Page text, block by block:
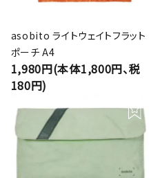
asobito ライトウェイトフラット
ポーチ A4
1,980円(本体1,800円、税
180円)